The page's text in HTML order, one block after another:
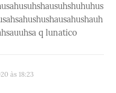
q lunatico
às 18:23